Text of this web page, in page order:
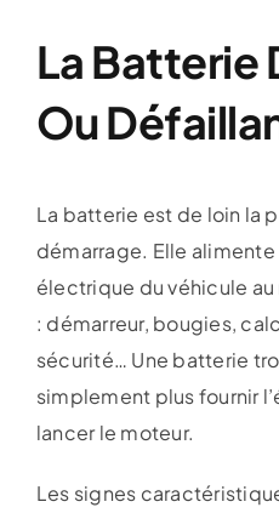
La Batterie
Ou
La batterie est de loin la
démarrage. Elle
électrique du véhicule
: démarreur, bougies,
sécurité… Une batterie
simplement plus fournir
lancer le moteur.
Les signes